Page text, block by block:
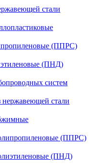
стали
(ППРС)
(ПНД)
систем
стали
(ППРС)
(ПНД)